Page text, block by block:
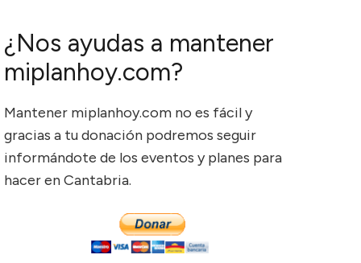
¿Nos ayudas a mantener
miplanhoy.com?
Mantener miplanhoy.com no es fácil y
gracias a tu donación podremos seguir
informándote de los eventos y planes para
hacer en Cantabria.